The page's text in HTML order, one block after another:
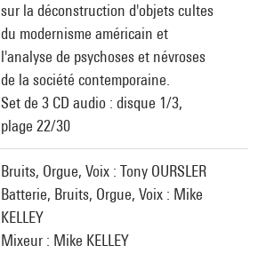
sur la déconstruction d'objets cultes
du modernisme américain et
l'analyse de psychoses et névroses
de la société contemporaine.
Set de 3 CD audio : disque 1/3,
plage 22/30
Bruits, Orgue, Voix : Tony OURSLER
Batterie, Bruits, Orgue, Voix : Mike
KELLEY
Mixeur : Mike KELLEY